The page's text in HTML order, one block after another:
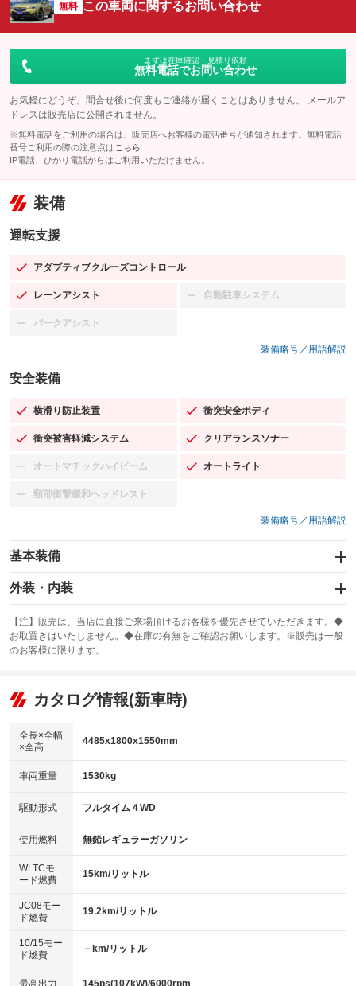
無料 この車両に関するお問い合わせ
まずは在庫確認・見積り依頼
無料電話でお問い合わせ
お気軽にどうぞ。問合せ後に何度もご連絡が届くことはありません。 メールア
ドレスは販売店に公開されません。
※無料電話をご利用の場合は、販売店へお客様の電話番号が通知されます。無料電話
番号ご利用の際の注意点は こちら
IP電話、ひかり電話からはご利用いただけません。
装備
運転支援
アダプティブクルーズコントロール
：装備あり
レーンアシスト
：装備あり 自動駐車システム
：装備なし
パークアシスト
：装備なし
装備略号／用語解説
安全装備
横滑り防止装置
：装備あり 衝突安全ボディ
：装備あり
衝突被害軽減システム
：装備あり クリアランスソナー
：装備あり
オートマチックハイビーム
：装備なし オートライト
：装備あり
頸部衝撃緩和ヘッドレスト
：装備なし
装備略号／用語解説
基本装備
エアバッグ：運転席/助手席/サイド
：装備あり
：装備なし
サンルーフ
：装備なし ABS
リフトアップ
：装備なし
：装備あり
パワーウィンドウ
アイドリングストップ
：装備あり
USB入力端子
：装備あり
100V電源
：装備なし
センターデフロック
：装備なし
電動格納ミラー
：装備あり
外装・内装
カーナビ：メモリーナビ他
：装備あり
TV：フルセグ
：装備あり
ビジュアル：-／DVD再生
：装備あり
：装備あり
革シート
キーレス
HID(キセノンライト)
：装備なし
バックカメラ
：装備あり
エアロ
：装備なし
：装備なし
パワーシート
ベンチシート
：装備なし
チップアップシート
：装備なし
【注】販売は、当店に直接ご来場頂けるお客様を優先させていただきます。◆
お取置きはいたしません。◆在庫の有無をご確認お願いします。※販売は一般
のお客様に限ります。
カタログ情報(新車時)
全長×全幅
×全高
4485x1800x1550mm
車両重量 1530kg
駆動形式 フルタイム４WD
使用燃料 無鉛レギュラーガソリン
WLTCモ
ード燃費
15km/リットル
JC08モー
ド燃費
19.2km/リットル
10/15モー
ド燃費
－km/リットル
最高出力 145ps(107kW)/6000rpm